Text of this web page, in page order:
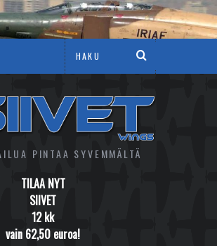
PINTAA SYVEMMÄLTÄ
TILAA NYT
SIIVET
12 kk
vain 62,50 euroa!